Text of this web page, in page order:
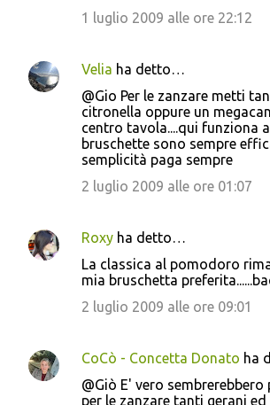
t
i
1 luglio 2009 alle ore 22:12
Velia ha detto…
@Gio Per le zanzare metti
citronella oppure un
centro tavola....qui funziona
bruschette sono sempre
semplicità paga sempre
2 luglio 2009 alle ore 01:07
Roxy ha detto…
La classica al pomodoro
mia bruschetta
2 luglio 2009 alle ore 09:01
CoCò - Concetta Donato ha
@Giò E' vero sembrerebbero
per le zanzare tanti gerani